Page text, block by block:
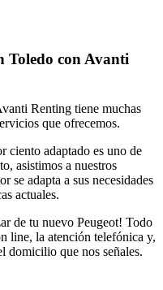
Toledo con Avanti
Renting tiene muchas
que ofrecemos.
ciento adaptado es uno de
asistimos a nuestros
se adapta a sus necesidades
actuales.
de tu nuevo Peugeot! Todo
line, la atención telefónica y,
domicilio que nos señales.